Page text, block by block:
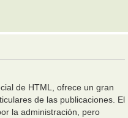
de HTML, ofrece un gran
de las publicaciones. El
la administración, pero